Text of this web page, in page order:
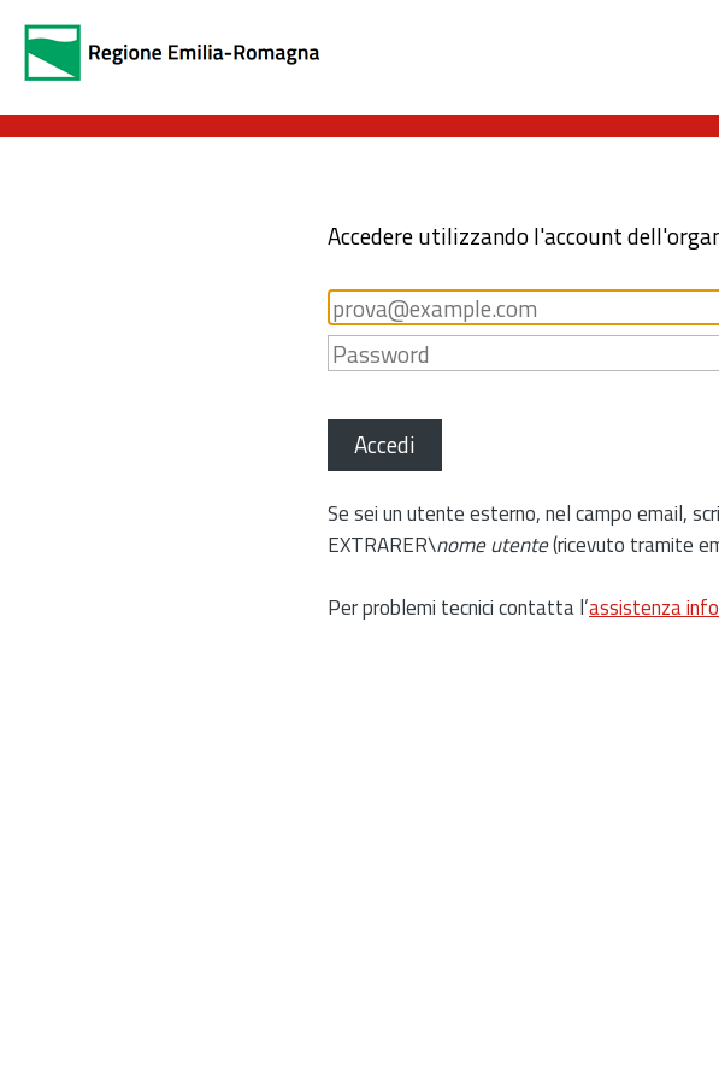
Accedere utilizzando l'account
Accedi
Se sei un utente esterno, nel campo email,
EXTRARER\nome utente(ricevuto tramite
Per problemi tecnici contatta l’assistenza